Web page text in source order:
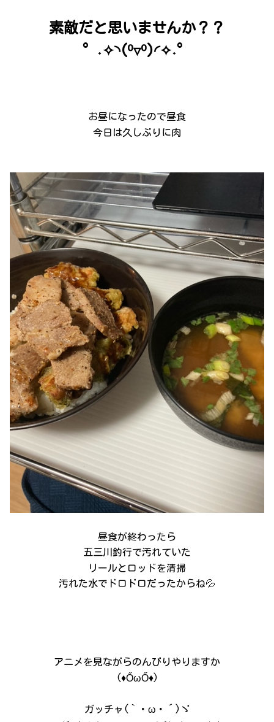
素敵だと思いませんか？？
°˖✧◝(⁰▿⁰)◜✧˖°
お昼になったので昼食
今日は久しぶりに肉
昼食が終わったら
五三川釣行で汚れていた
リールとロッドを清掃
汚れた水でドロドロだったからね💦
アニメを見ながらのんびりやりますか
(♦ŐωŐ♦)
ガッチャ(｀・ω・´)ゞ